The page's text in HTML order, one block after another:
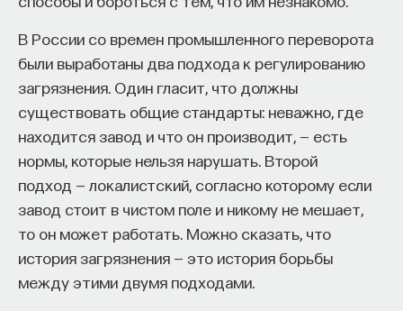
В России со времен промышленного переворота
были выработаны два подхода к регулированию
загрязнения. Один гласит, что должны
существовать общие стандарты: неважно, где
находится завод и что он производит, — есть
нормы, которые нельзя нарушать. Второй
подход — локалистский, согласно которому если
завод стоит в чистом поле и никому не мешает,
то он может работать. Можно сказать, что
история загрязнения — это история борьбы
между этими двумя подходами.
Если у вас есть STEM-образование или опыт
в исследовательской сфере — это ваш шанс
выйти на глобальный уровень. Помогите вместе
приблизить Четвёртую индустриальную
революцию и найти своё место в инновационном
Заполните анкету и загрузите своё резюме,
чтобы стать участником программы:
https://postnauka.org/link/tal1125_blog1
11/24/2025
выяснить, было ли исследование произведено
исключительно для суда или оно было проведено
учеными для своих целей, а в суд его принесли,
для того чтобы поделиться сведениями о том, как
дело устроено в окружающей жизни. Это важный
момент, потому что он позволит нам понять, в чем
проблема использования современной
гуманитарной экспертизы в российских судах.
Также выяснилось, что любой опыт, метод или
знание, которые приносятся гуманитариями или